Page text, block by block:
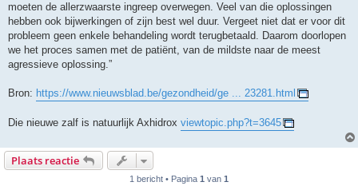
moeten de allerzwaarste ingreep overwegen. Veel van die oplossingen
hebben ook bijwerkingen of zijn best wel duur. Vergeet niet dat er voor dit
probleem geen enkele behandeling wordt terugbetaald. Daarom doorlopen
we het proces samen met de patiënt, van de mildste naar de meest
agressieve oplossing.”
Bron: https://www.nieuwsblad.be/gezondheid/ge ... 23281.html
Die nieuwe zalf is natuurlijk Axhidrox viewtopic.php?t=3645
Plaats reactie
1 bericht • Pagina 1 van 1